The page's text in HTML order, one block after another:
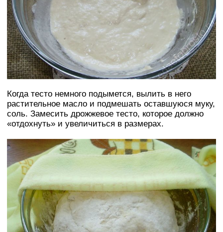
Когда тесто немного подымется, вылить в него
растительное масло и подмешать оставшуюся муку,
соль. Замесить дрожжевое тесто, которое должно
«отдохнуть» и увеличиться в размерах.